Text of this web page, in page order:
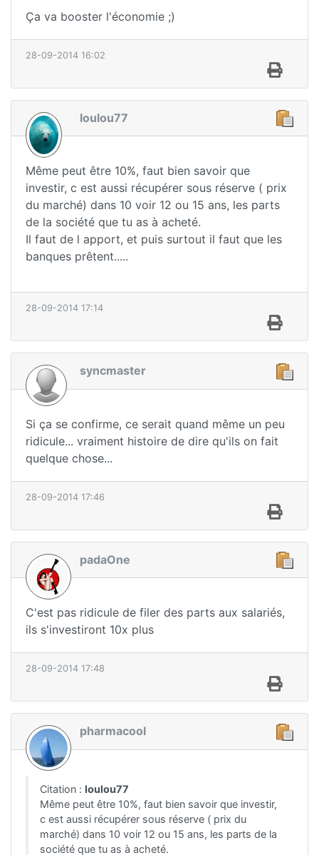
Ça va booster l'économie ;)
28-09-2014 16:02
loulou77
Même peut être 10%, faut bien savoir que
investir, c est aussi récupérer sous réserve ( prix
du marché) dans 10 voir 12 ou 15 ans, les parts
de la société que tu as à acheté.
Il faut de l apport, et puis surtout il faut que les
banques prêtent.....
28-09-2014 17:14
syncmaster
Si ça se confirme, ce serait quand même un peu
ridicule... vraiment histoire de dire qu'ils on fait
quelque chose...
28-09-2014 17:46
padaOne
C'est pas ridicule de filer des parts aux salariés,
ils s'investiront 10x plus
28-09-2014 17:48
pharmacool
Citation : loulou77
Même peut être 10%, faut bien savoir que investir,
c est aussi récupérer sous réserve ( prix du
marché) dans 10 voir 12 ou 15 ans, les parts de la
société que tu as à acheté.